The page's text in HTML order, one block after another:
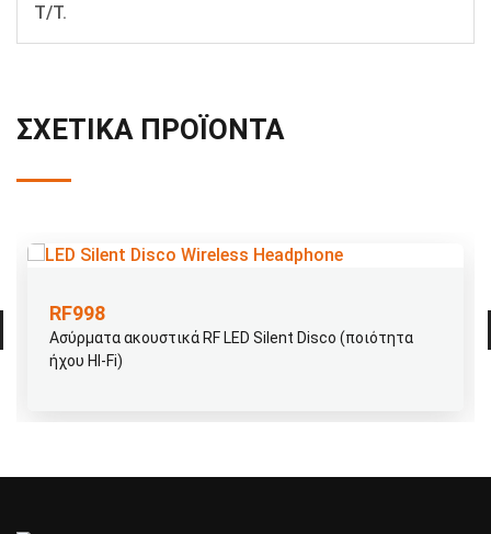
T/T.
ΣΧΕΤΙΚΆ ΠΡΟΪΌΝΤΑ
RF988
RF Flashing LED Ασύρματα αθόρυβα ακουστικά ντίσκο